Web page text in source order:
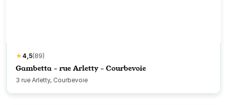
★ 4,5(89)
Gambetta - rue Arletty - Courbevoie
3 rue Arletty, Courbevoie